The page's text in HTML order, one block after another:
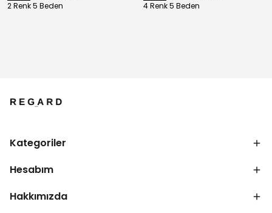
2 Renk 5 Beden 4 Renk 5 Beden
Kategoriler
Hesabım
Hakkımızda